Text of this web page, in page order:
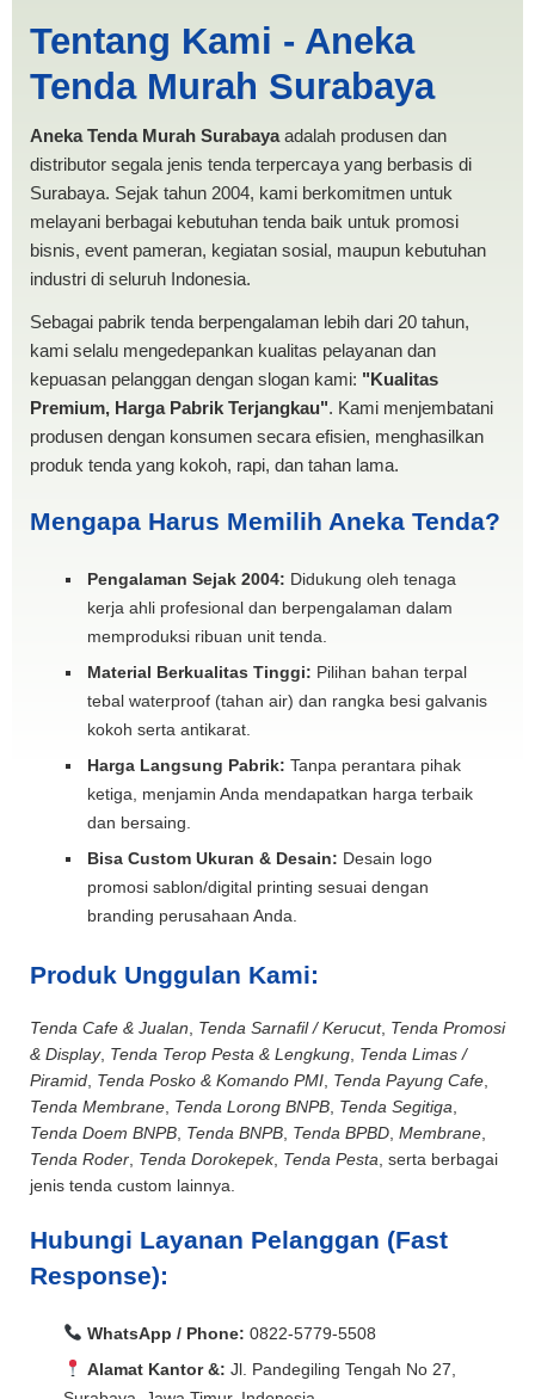
| PRODUKSI ANEKA TENDA
MURAH
Tentang Kami - Aneka
Tenda Murah Surabaya
Aneka Tenda Murah Surabayaadalah produsen dan
distributor segala jenis tenda terpercaya yang berbasis di
Surabaya. Sejak tahun 2004, kami berkomitmen untuk
melayani berbagai kebutuhan tenda baik untuk promosi
bisnis, event pameran, kegiatan sosial, maupun kebutuhan
industri di seluruh Indonesia.
Sebagai pabrik tenda berpengalaman lebih dari 20 tahun,
kami selalu mengedepankan kualitas pelayanan dan
kepuasan pelanggan dengan slogan kami: "Kualitas
Premium, Harga Pabrik Terjangkau". Kami menjembatani
produsen dengan konsumen secara efisien, menghasilkan
produk tenda yang kokoh, rapi, dan tahan lama.
Mengapa Harus Memilih Aneka Tenda?
Pengalaman Sejak 2004: Didukung oleh tenaga
kerja ahli profesional dan berpengalaman dalam
memproduksi ribuan unit tenda.
Material Berkualitas Tinggi: Pilihan bahan terpal
tebal waterproof (tahan air) dan rangka besi galvanis
kokoh serta antikarat.
Harga Langsung Pabrik: Tanpa perantara pihak
ketiga, menjamin Anda mendapatkan harga terbaik
dan bersaing.
Bisa Custom Ukuran & Desain: Desain logo
promosi sablon/digital printing sesuai dengan
branding perusahaan Anda.
Produk Unggulan Kami:
Tenda Cafe & Jualan Tenda Sarnafil / Kerucut, Tenda Promosi
& Display, Tenda Terop Pesta & Lengkung Tenda Limas /
Piramid Tenda Posko & Komando PMI Tenda Payung Cafe
Tenda Membrane Tenda Lorong BNPB Tenda Segitiga
Tenda Doem BNPB Tenda BNPB Tenda BPBD Membrane
Tenda Roder Tenda Dorokepek, Tenda Pesta , serta berbagai
jenis tenda custom lainnya.
Hubungi Layanan Pelanggan (Fast
Response):
WhatsApp / Phone: 0822-5779-5508
Alamat Kantor &: Jl. Pandegiling Tengah No 27,